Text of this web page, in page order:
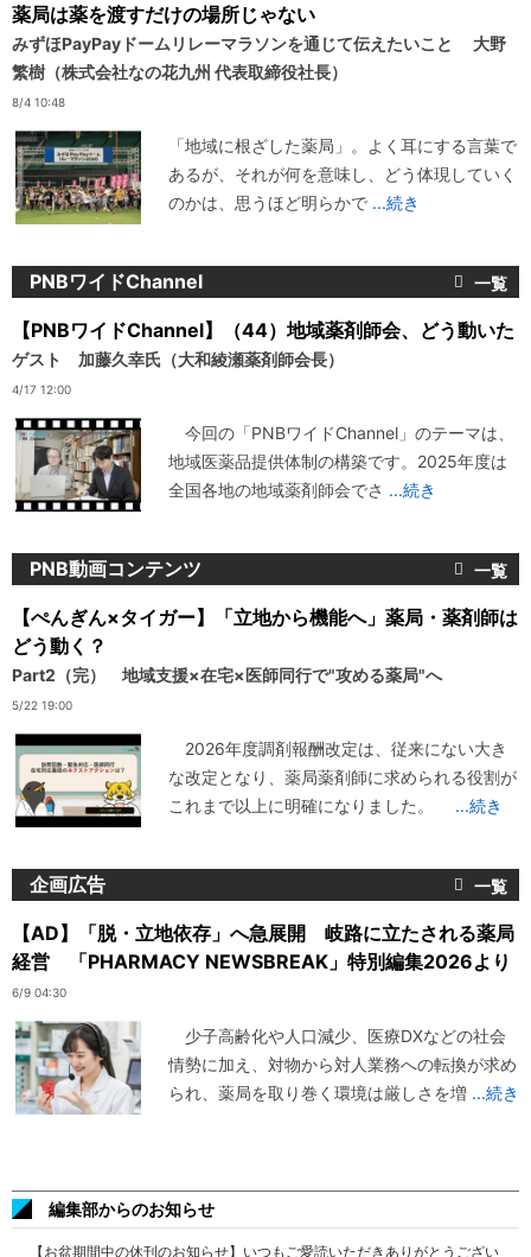
薬局は薬を渡すだけの場所じゃない
みずほPayPayドームリレーマラソンを通じて伝えたいこと 大野
繁樹（株式会社なの花九州 代表取締役社長）
8/4 10:48
「地域に根ざした薬局」。よく耳にする言葉で
あるが、それが何を意味し、どう体現していく
のかは、思うほど明らかで ...続き
PNBワイドChannel
【PNBワイドChannel】（44）地域薬剤師会、どう動いた
ゲスト 加藤久幸氏（大和綾瀬薬剤師会長）
4/17 12:00
今回の「PNBワイドChannel」のテーマは、
地域医薬品提供体制の構築です。2025年度は
全国各地の地域薬剤師会でさ ...続き
PNB動画コンテンツ
【ぺんぎん×タイガー】「立地から機能へ」薬局・薬剤師は
どう動く？
Part2（完） 地域支援×在宅×医師同行で"攻める薬局"へ
5/22 19:00
2026年度調剤報酬改定は、従来にない大き
な改定となり、薬局薬剤師に求められる役割が
これまで以上に明確になりました。
...続き
企画広告
【AD】「脱・立地依存」へ急展開 岐路に立たされる薬局
経営 「PHARMACY NEWSBREAK」特別編集2026より
6/9 04:30
少子高齢化や人口減少、医療DXなどの社会
情勢に加え、対物から対人業務への転換が求め
られ、薬局を取り巻く環境は厳しさを増 ...続き
編集部からのお知らせ
【お盆期間中の休刊のお知らせ】いつもご愛読いただきありがとうござい